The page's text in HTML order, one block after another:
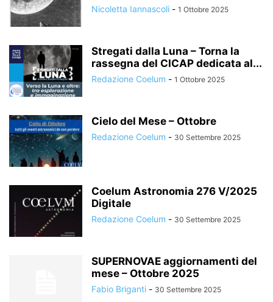
Nicoletta Iannascoli - 1 Ottobre 2025
Stregati dalla Luna – Torna la
rassegna del CICAP dedicata al...
Redazione Coelum - 1 Ottobre 2025
Cielo del Mese – Ottobre
Redazione Coelum - 30 Settembre 2025
Coelum Astronomia 276 V/2025
Digitale
Redazione Coelum - 30 Settembre 2025
SUPERNOVAE aggiornamenti del
mese – Ottobre 2025
Fabio Briganti - 30 Settembre 2025